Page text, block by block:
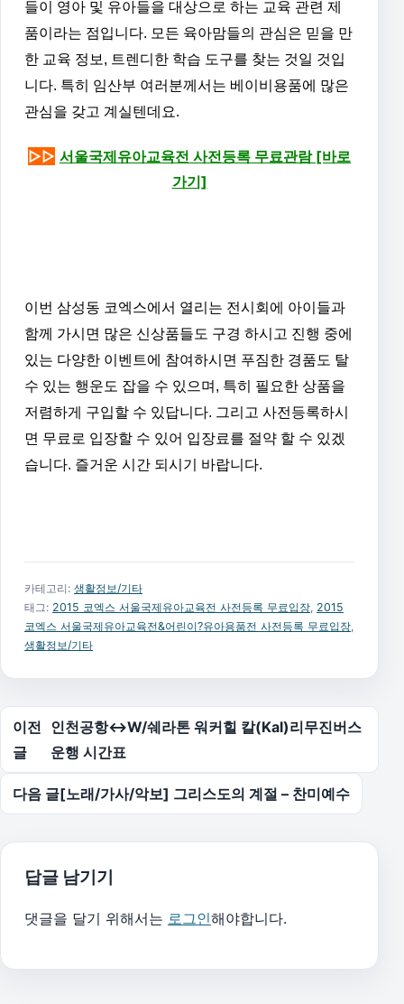
들이 영아 및 유아들을 대상으로 하는 교육 관련 제
품이라는 점입니다. 모든 육아맘들의 관심은 믿을 만
한 교육 정보, 트렌디한 학습 도구를 찾는 것일 것입
니다. 특히 임산부 여러분께서는 베이비용품에 많은
관심을 갖고 계실텐데요.
▷▷ 서울국제유아교육전 사전등록 무료관람 [바로
가기]
이번 삼성동 코엑스에서 열리는 전시회에 아이들과
함께 가시면 많은 신상품들도 구경 하시고 진행 중에
있는 다양한 이벤트에 참여하시면 푸짐한 경품도 탈
수 있는 행운도 잡을 수 있으며, 특히 필요한 상품을
저렴하게 구입할 수 있답니다. 그리고 사전등록하시
면 무료로 입장할 수 있어 입장료를 절약 할 수 있겠
습니다. 즐거운 시간 되시기 바랍니다.
카테고리: 생활정보/기타
태그: 2015 코엑스 서울국제유아교육전 사전등록 무료입장, 2015
코엑스 서울국제유아교육전&어린이?유아용품전 사전등록 무료입장,
생활정보/기타
글 탐색
이전
글
인천공항↔W/쉐라톤 워커힐 칼(Kal)리무진버스
운행 시간표
다음 글[노래/가사/악보] 그리스도의 계절 – 찬미예수
답글 남기기
댓글을 달기 위해서는 로그인해야합니다.